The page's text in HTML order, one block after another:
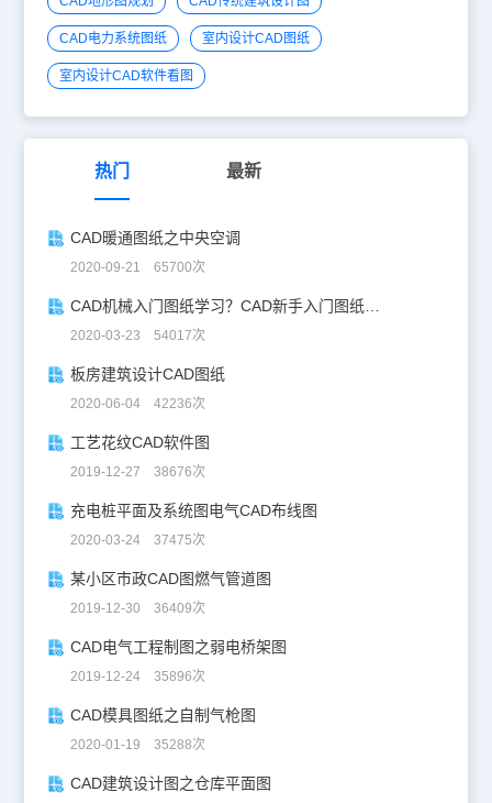
CAD电力系统图纸 室内设计CAD图纸
室内设计CAD软件看图
热门 最新
CAD暖通图纸之中央空调
2020-09-21 65700次
CAD机械入门图纸学习？CAD新手入门图纸练习
2020-03-23 54017次
板房建筑设计CAD图纸
2020-06-04 42236次
工艺花纹CAD软件图
2019-12-27 38676次
充电桩平面及系统图电气CAD布线图
2020-03-24 37475次
某小区市政CAD图燃气管道图
2019-12-30 36409次
CAD电气工程制图之弱电桥架图
2019-12-24 35896次
CAD模具图纸之自制气枪图
2020-01-19 35288次
CAD建筑设计图之仓库平面图